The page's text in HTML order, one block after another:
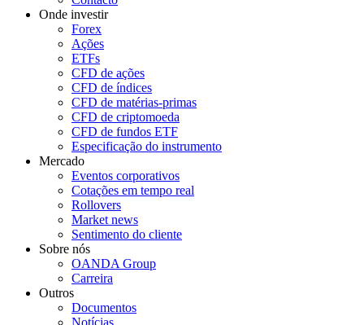
Onde investir
Forex
Ações
ETFs
CFD de ações
CFD de índices
CFD de matérias-primas
CFD de criptomoeda
CFD de fundos ETF
Especificação do instrumento
Mercado
Eventos corporativos
Cotações em tempo real
Rollovers
Market news
Sentimento do cliente
Sobre nós
OANDA Group
Carreira
Outros
Documentos
Notícias